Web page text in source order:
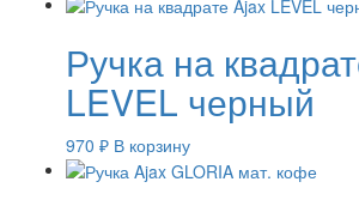
Ручка на
LEVEL черный
970 ₽ В корзину